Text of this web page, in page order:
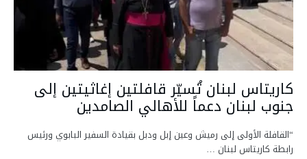
كاريتاس لبنان تُسيّر قافلتين إغاثيتين إلى
جنوب لبنان دعماً للأهالي الصامدين
“القافلة الأولى إلى رميش وعين إبل ودبل بقيادة السفير البابوي ورئيس
رابطة كاريتاس لبنان …